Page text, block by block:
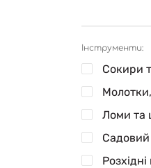
Інструменти:
Сокири
Ломи та
Садовий